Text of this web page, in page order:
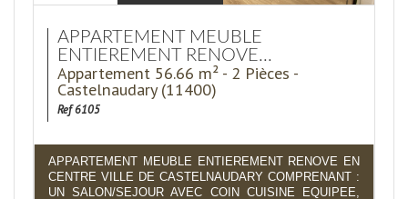
APPARTEMENT MEUBLE
ENTIEREMENT RENOVE...
Appartement 56.66 m² - 2 Pièces -
Castelnaudary (11400)
Ref 6105
APPARTEMENT MEUBLE ENTIEREMENT RENOVE EN
CENTRE VILLE DE CASTELNAUDARY COMPRENANT :
UN SALON/SEJOUR AVEC COIN CUISINE EQUIPEE,